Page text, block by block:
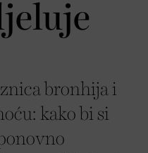
bronhija i
kako bi si